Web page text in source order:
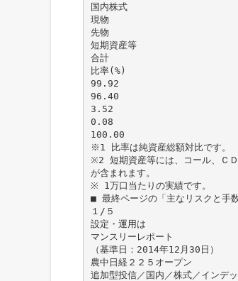
国内株式
現物
先物
短期資産等
合計
比率(%)
99.92
96.40
3.52
0.08
100.00
※1 比率は純資産総額対比です。
※2 短期資産等には、コール、Ｃ
が含まれます。
※ 1万口当たりの実績です。
■ 最終ページの「主なリスクと手
１/５
設定・運用は
マンスリーレポート
（基準日：2014年12月30日）
農中日経２２５オープン
追加型投信／国内／株式／インデ